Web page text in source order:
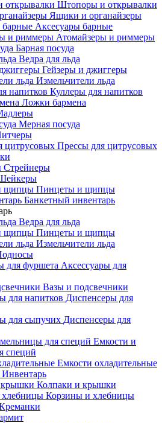
Штопоры и открывалки
Ящики и органайзеры
Аксесуары барные
Атомайзеры и риммеры
Барная посуда
Ведра для льда
Гейзеры и джиггеры
Измельчители льда
Куллеры для напитков
Ложки бармена
Мерная посуда
Прессы для цитрусовых
Стрейнеры
Пинцеты и щипцы
Банкетный инвентарь
Ведра для льда
Пинцеты и щипцы
Измельчители льда
Аксессуары для
Вазы и подсвечники
Диспенсеры для
Диспенсеры для
Емкости и
специй
Емкости охладительные
Инвентарь
Колпаки и крышки
Корзины и хлебницы